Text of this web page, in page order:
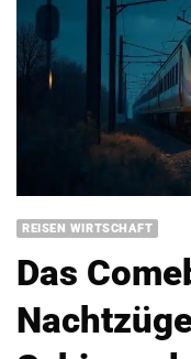
REISEN WIRTSCHAFT
Das